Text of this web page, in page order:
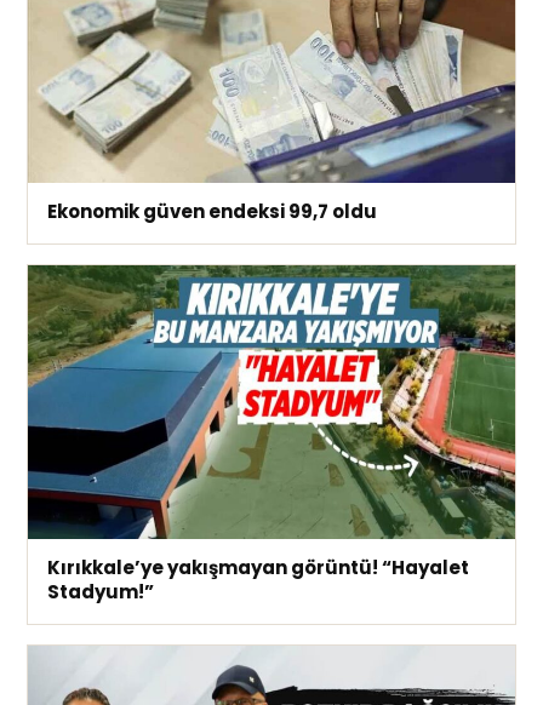
Ekonomik güven endeksi 99,7 oldu
Kırıkkale’ye yakışmayan görüntü! “Hayalet
Stadyum!”